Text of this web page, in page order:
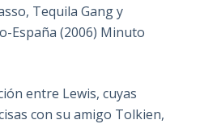
Tequila Gang y
España (2006) Minuto
entre Lewis, cuyas
con su amigo Tolkien,